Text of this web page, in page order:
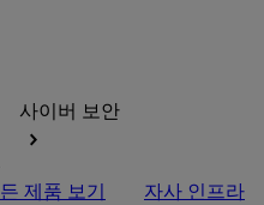
사이버 보안
제품 보기 자사 인프라